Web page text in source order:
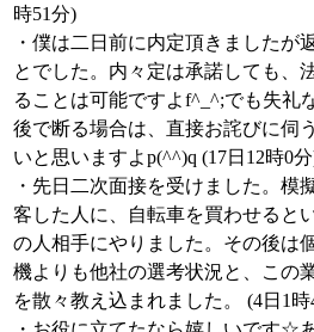
時51分)
・僕は二日前に内定頂きましたが
とでした。内々定は承諾しても、
ることは可能ですよf^_^;でも失礼
後で断る場合は、直接お詫びに伺
いと思いますよp(^^)q (17日12時0
・先日二次面接を受けました。模
客した人に、自転車を買わせると
の人相手にやりました。その後は
機よりも他社の選考状況と、この
を散々教え込まれました。 (4日1時